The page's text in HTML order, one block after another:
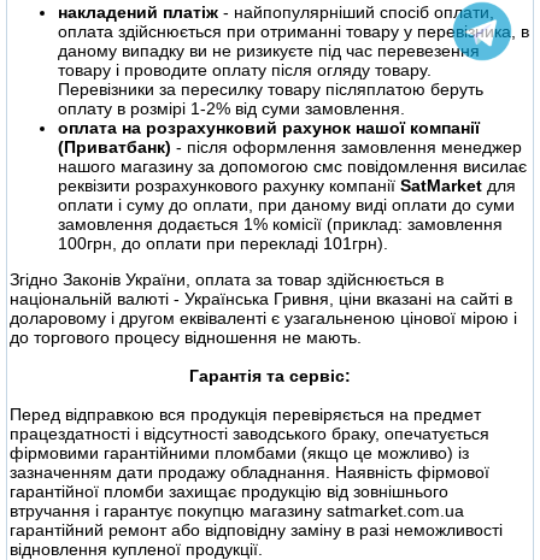
накладений платіж - найпопулярніший спосіб оплати,
оплата здійснюється при отриманні товару у перевізника, в
даному випадку ви не ризикуєте під час перевезення
товару і проводите оплату після огляду товару.
Перевізники за пересилку товару післяплатою беруть
оплату в розмірі 1-2% від суми замовлення.
оплата на розрахунковий рахунок нашої компанії
(Приватбанк) - після оформлення замовлення менеджер
нашого магазину за допомогою смс повідомлення висилає
реквізити розрахункового рахунку компанії SatMarket для
оплати і суму до оплати, при даному виді оплати до суми
замовлення додається 1% комісії (приклад: замовлення
100грн, до оплати при перекладі 101грн).
Згідно Законів України, оплата за товар здійснюється в
національній валюті - Українська Гривня, ціни вказані на сайті в
доларовому і другом еквіваленті є узагальненою цінової мірою і
до торгового процесу відношення не мають.
Гарантія та сервіс:
Перед відправкою вся продукція перевіряється на предмет
працездатності і відсутності заводського браку, опечатується
фірмовими гарантійними пломбами (якщо це можливо) із
зазначенням дати продажу обладнання. Наявність фірмової
гарантійної пломби захищає продукцію від зовнішнього
втручання і гарантує покупцю магазину satmarket.com.ua
гарантійний ремонт або відповідну заміну в разі неможливості
відновлення купленої продукції.